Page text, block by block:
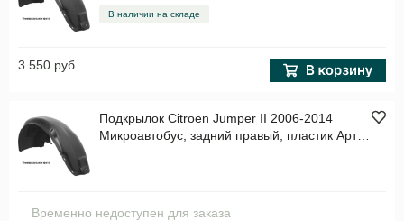
TOTEMSAN066112
В наличии на складе
3 550 руб.
Подкрылок Citroen Jumper II 2006-2014
Микроавтобус, задний правый, пластик Арт.
Временно недоступен для заказа